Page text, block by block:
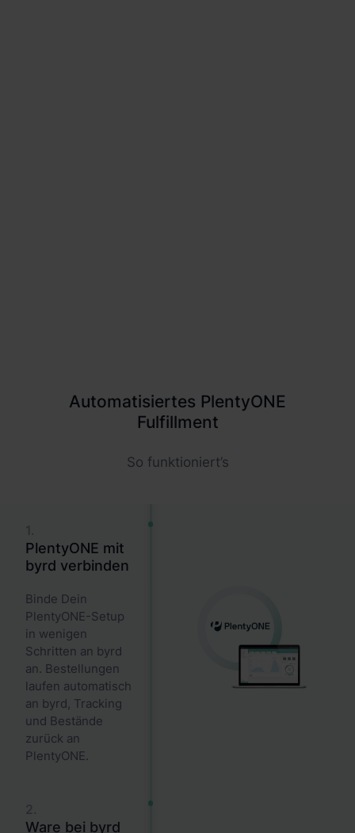
Automatisiertes PlentyONE
Fulfillment
So funktioniert’s
1.
PlentyONE mit
byrd verbinden
Binde Dein
PlentyONE-Setup
in wenigen
Schritten an byrd
an. Bestellungen
laufen automatisch
an byrd, Tracking
und Bestände
zurück an
PlentyONE.
2.
Ware bei byrd